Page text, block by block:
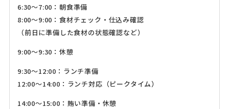
6:30～7:00：朝食準備
8:00～9:00：食材チェック・仕込み確認
（前日に準備した食材の状態確認など）
9:00～9:30：休憩
9:30～12:00：ランチ準備
12:00～14:00：ランチ対応（ピークタイム）
14:00～15:00：賄い準備・休憩